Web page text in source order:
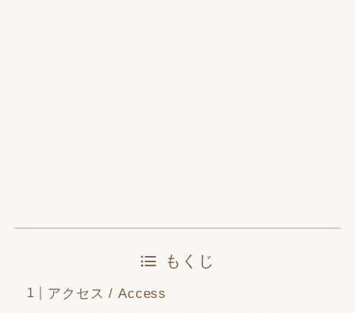
もくじ
アクセス / Access